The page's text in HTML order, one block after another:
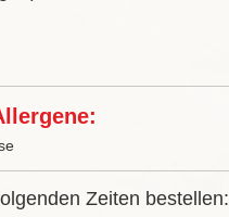
Zeiten bestellen: